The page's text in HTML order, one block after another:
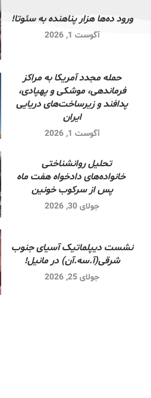
ورود ده‌ها هزار پناهنده به سئوتا!
آگوست 1, 2026
حمله مجدد آمریکا به مراکز
فرماندهی، موشکی و پهپادی،
پدافند و زیرساخت‌های دریایی
ایران
آگوست 1, 2026
تحلیل روانشناختی
خانواده‌های دادخواه هفت ماه
پس از سرکوب خونین
جولای 30, 2026
نشست دیپلماتیک آسیای جنوب
شرقی‌(آ.سه.آن) در مانیل!
جولای 25, 2026